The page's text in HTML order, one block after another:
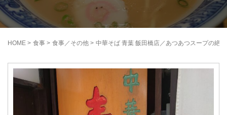
HOME > 食事 > 食事／その他 > 中華そば 青葉 飯田橋店／あつあつスープの絶